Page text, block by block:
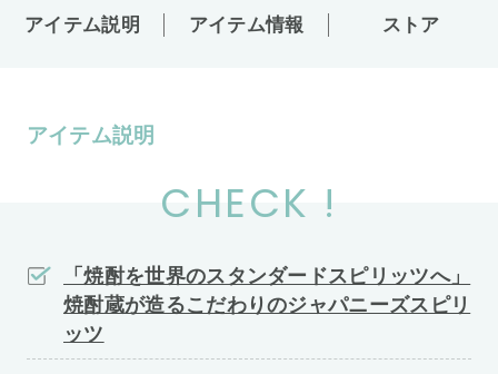
アイテム説明 アイテム情報 ストア
アイテム説明
CHECK !
「焼酎を世界のスタンダードスピリッツへ」
焼酎蔵が造るこだわりのジャパニーズスピリ
ッツ